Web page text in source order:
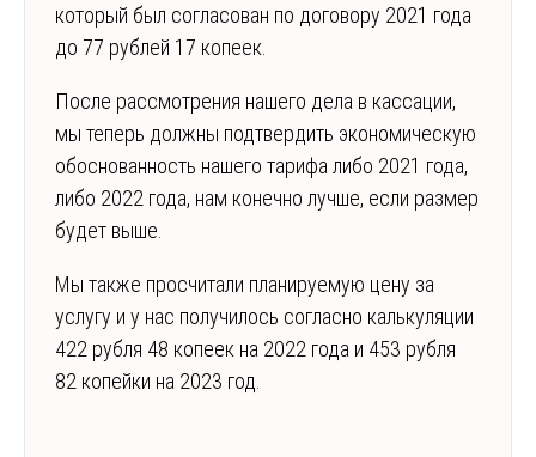
который был согласован по договору 2021 года
до 77 рублей 17 копеек.
После рассмотрения нашего дела в кассации,
мы теперь должны подтвердить экономическую
обоснованность нашего тарифа либо 2021 года,
либо 2022 года, нам конечно лучше, если размер
будет выше.
Мы также просчитали планируемую цену за
услугу и у нас получилось согласно калькуляции
422 рубля 48 копеек на 2022 года и 453 рубля
82 копейки на 2023 год.